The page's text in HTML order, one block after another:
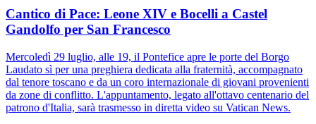
Cantico di Pace: Leone XIV e Bocelli a Castel
Gandolfo per San Francesco
Mercoledì 29 luglio, alle 19, il Pontefice apre le porte del Borgo
Laudato sì per una preghiera dedicata alla fraternità, accompagnato
dal tenore toscano e da un coro internazionale di giovani provenienti
da zone di conflitto. L'appuntamento, legato all'ottavo centenario del
patrono d'Italia, sarà trasmesso in diretta video su Vatican News.